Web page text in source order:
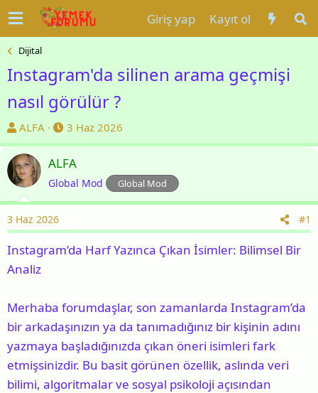
Giriş yap Kayıt ol
Dijital
Instagram'da silinen arama geçmişi
nasıl görülür ?
K
o
n
u
y
b
a
t
a
n
ALFA
B
a
ş
l
g
ı
r
i
h
i
3 Haz 2026
ALFA
Global Mod Global Mod
3 Haz 2026 #1
Instagram’da Harf Yazınca Çıkan İsimler: Bilimsel Bir
Analiz
Merhaba forumdaşlar, son zamanlarda Instagram’da
bir arkadaşınızın ya da tanımadığınız bir kişinin adını
yazmaya başladığınızda çıkan öneri isimleri fark
etmişsinizdir. Bu basit görünen özellik, aslında veri
bilimi, algoritmalar ve sosyal psikoloji açısından